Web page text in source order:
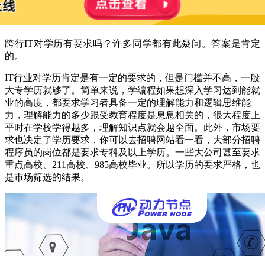
跨行IT对学历有要求吗？许多同学都有此疑问。答案是肯定
的。
IT行业对学历肯定是有一定的要求的，但是门槛并不高，一般
大专学历就够了。简单来说，学编程如果想深入学习达到能就
业的高度，都要求学习者具备一定的理解能力和逻辑思维能
力，理解能力的多少跟受教育程度是息息相关的，很大程度上
平时在学校学得越多，理解知识点就会越全面。此外，市场要
求也决定了学历要求，你可以去招聘网站看一看，大部分招聘
程序员的岗位都是要求专科及以上学历。一些大公司甚至要求
重点高校、211高校、985高校毕业。所以学历的要求严格，也
是市场筛选的结果。